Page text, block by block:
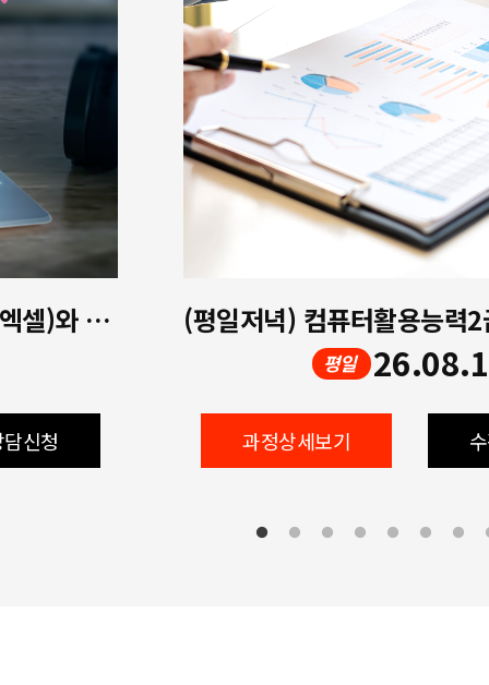
자격증_ITQ(한글, 파워포인트, 엑셀)와 컴퓨터활용능력2급 필기+실기
신청
평일
과정상세보기